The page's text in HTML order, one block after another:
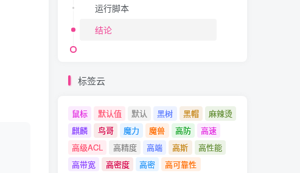
运行脚本
结论
标签云
鼠标 默认值 默认 黑树 黑帽
麻辣烫
麒麟
鸟哥 魔力 魔兽 高防
高速
高级ACL
高精度 高端 高斯
高性能
高带宽
高密度 高密
高可靠性